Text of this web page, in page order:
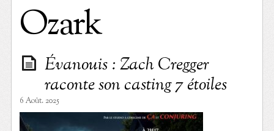
Ozark
Évanouis : Zach Cregger
raconte son casting 7 étoiles
6 Août. 2025